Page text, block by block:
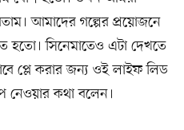
আমাদের গল্পের প্রয়োজনে
হতো। সিনেমাতেও এটা দেখতে
প্লে করার জন্য ওই লাইফ লিড
নেওয়ার কথা বলেন।